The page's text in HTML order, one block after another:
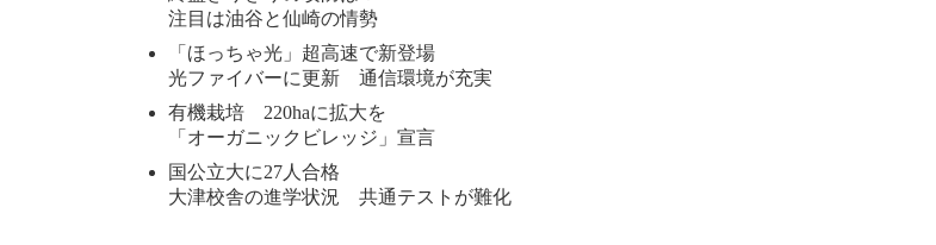
注目は油谷と仙崎の情勢
「ほっちゃ光」超高速で新登場
光ファイバーに更新 通信環境が充実
有機栽培 220haに拡大を
「オーガニックビレッジ」宣言
国公立大に27人合格
大津校舎の進学状況 共通テストが難化